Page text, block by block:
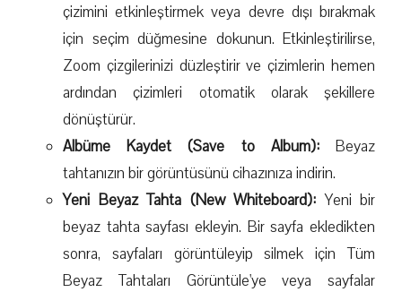
çizimini etkinleştirmek veya devre dışı bırakmak
için seçim düğmesine dokunun. Etkinleştirilirse,
Zoom çizgilerinizi düzleştirir ve çizimlerin hemen
ardından çizimleri otomatik olarak şekillere
dönüştürür.
Albüme Kaydet (Save to Album): Beyaz
tahtanızın bir görüntüsünü cihazınıza indirin.
Yeni Beyaz Tahta (New Whiteboard):Yeni bir
beyaz tahta sayfası ekleyin. Bir sayfa ekledikten
sonra, sayfaları görüntüleyip silmek için Tüm
Beyaz Tahtaları Görüntüle'ye veya sayfalar